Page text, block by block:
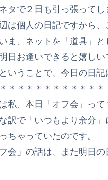
タで２日も引っ張って
は個人の日記ですから、
ま、ネットを「道具」と
日お逢いできると嬉しい
うことで、今日の日記
＊＊＊＊＊＊＊＊＊＊
私、本日「オフ会」っ
訳で「いつもより余分
ちゃっていたのです。
フ会」の話は、また明日の